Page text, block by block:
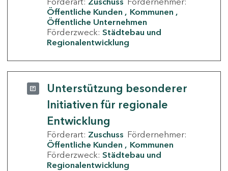
Öffentliche Kunden
Kommunen
Öffentliche Unternehmen
Förderzweck: Städtebau und
Regionalentwicklung
Unterstützung besonderer
Initiativen für regionale
Entwicklung
Förderart: Zuschuss Fördernehmer:
Öffentliche Kunden
Kommunen
Förderzweck: Städtebau und
Regionalentwicklung